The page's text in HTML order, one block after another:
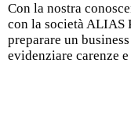
Con la nostra
con la società ALIAS
preparare un
evidenziare carenze